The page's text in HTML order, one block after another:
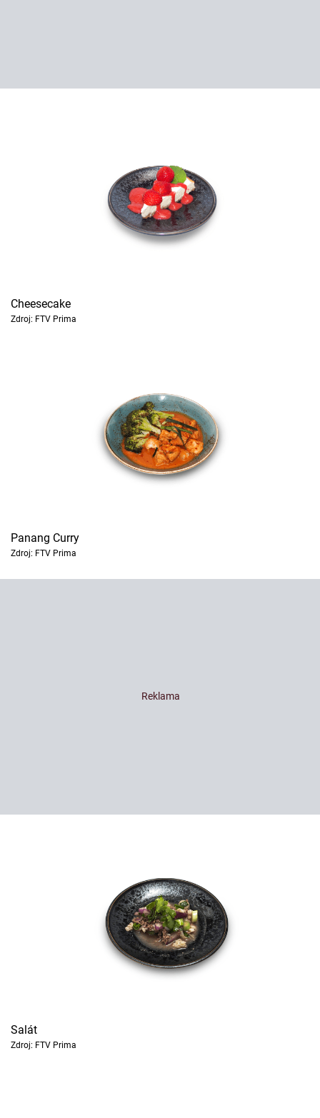
Cheesecake
Zdroj: FTV Prima
Panang Curry
Zdroj: FTV Prima
Salát
Zdroj: FTV Prima